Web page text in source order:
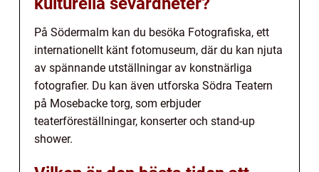
På Södermalm kan du besöka Fotografiska, ett
internationellt känt fotomuseum, där du kan njuta
av spännande utställningar av konstnärliga
fotografier. Du kan även utforska Södra Teatern
på Mosebacke torg, som erbjuder
teaterföreställningar, konserter och stand-up
shower.